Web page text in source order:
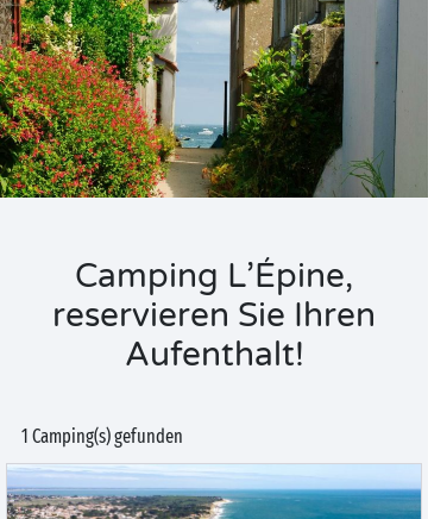
Camping L’Épine,
reservieren Sie Ihren
Aufenthalt!
1 Camping(s) gefunden